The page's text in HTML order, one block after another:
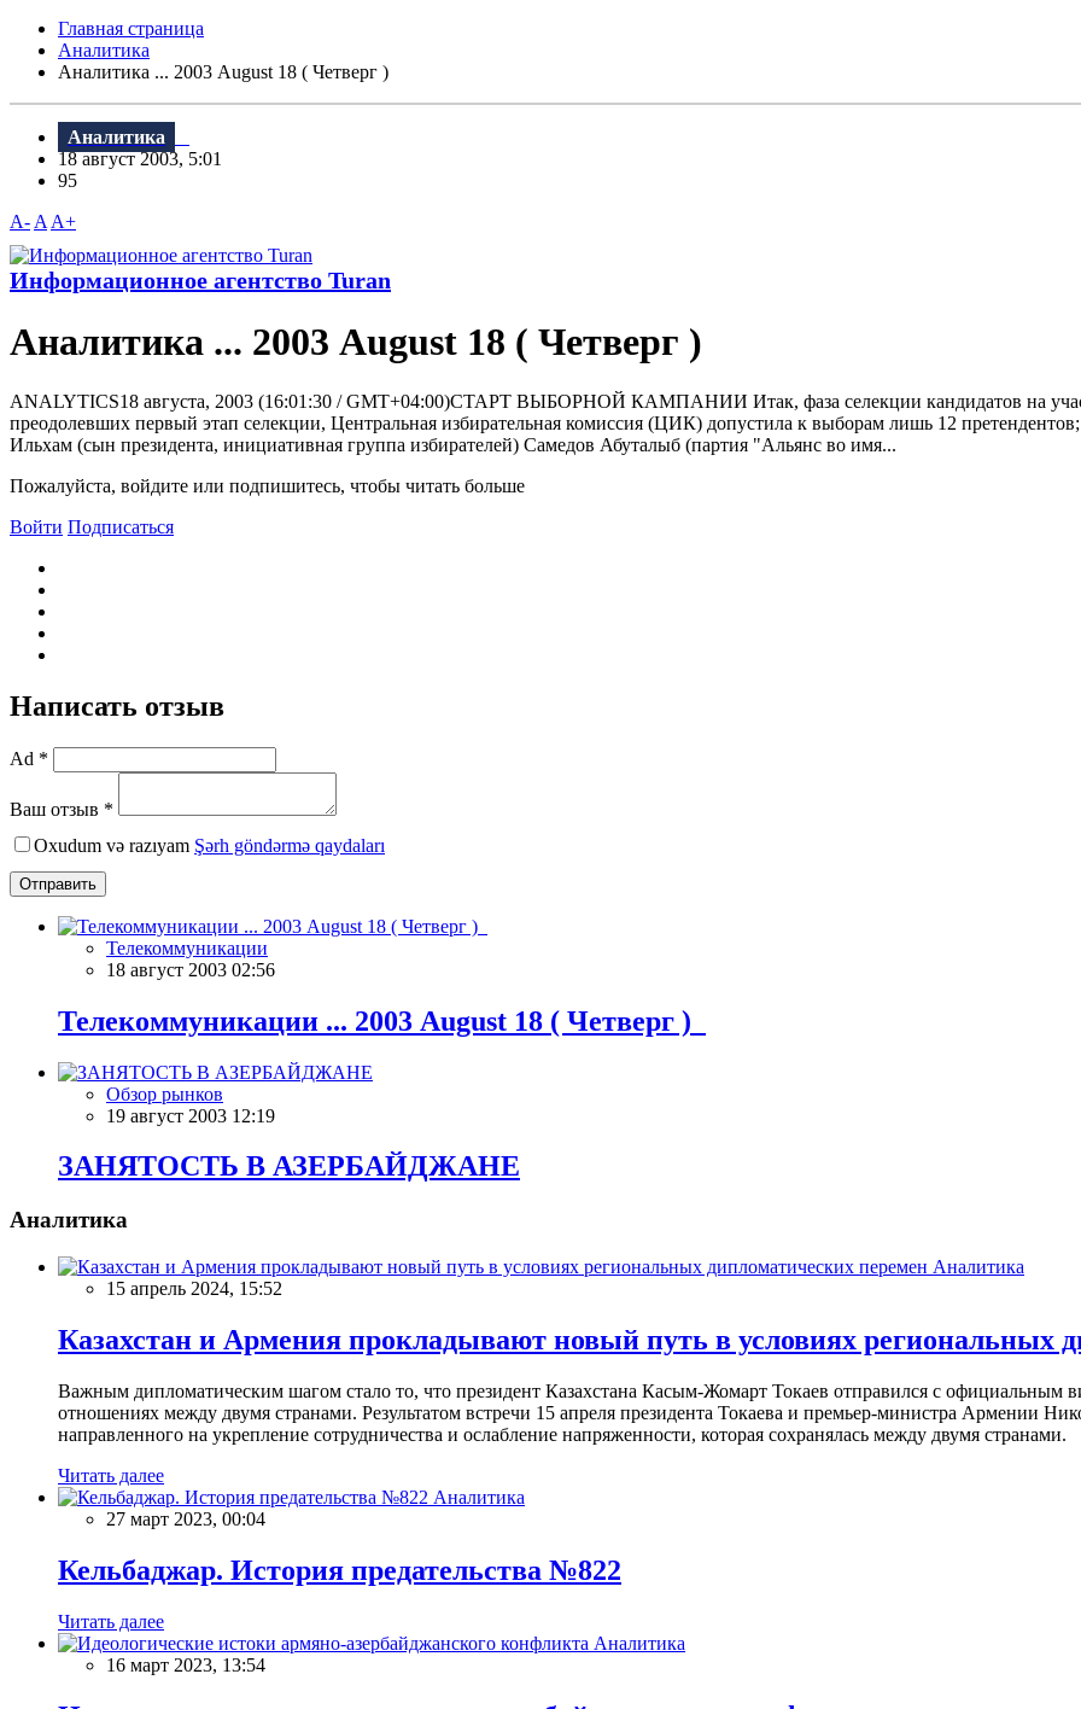
Главная страница
Аналитика
Аналитика ... 2003 August 18 ( Четверг )
Аналитика
18 август 2003, 5:01
95
A- A A+
Информационное агентство Turan
Аналитика ... 2003 August 18 ( Четверг )
ANALYTICS18 августа, 2003 (16:01:30 / GMT+04:00)СТАРТ ВЫБОРНОЙ КАМПАНИИ Итак, фаза селекции кандидатов на
преодолевших первый этап селекции, Центральная избирательная комиссия (ЦИК) допустила к выборам лишь 12
Ильхам (сын президента, инициативная группа избирателей) Самедов Абуталыб (партия "Альянс во имя...
Пожалуйста, войдите или подпишитесь, чтобы читать больше
Войти Подписаться
Написать отзыв
Ad *
Ваш отзыв *
Oxudum və razıyam Şərh göndərmə qaydaları
Отправить
Телекоммуникации
18 август 2003 02:56
Телекоммуникации ... 2003 August 18 ( Четверг )
Обзор рынков
19 август 2003 12:19
ЗАНЯТОСТЬ В АЗЕРБАЙДЖАНЕ
Аналитика
Аналитика
15 апрель 2024, 15:52
Казахстан и Армения прокладывают новый путь в условиях региональных
Важным дипломатическим шагом стало то, что президент Казахстана Касым-Жомарт Токаев отправился с
отношениях между двумя странами. Результатом встречи 15 апреля президента Токаева и премьер-министра Армении
направленного на укрепление сотрудничества и ослабление напряженности, которая сохранялась между двумя странами.
Читать далее
Аналитика
27 март 2023, 00:04
Кельбаджар. История предательства №822
Читать далее
Аналитика
16 март 2023, 13:54